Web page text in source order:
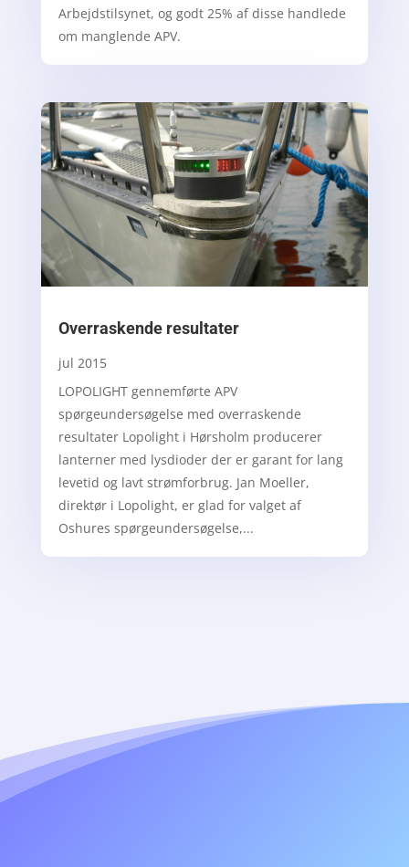
Arbejdstilsynet, og godt 25% af disse handlede
om manglende APV.
Overraskende resultater
jul 2015
LOPOLIGHT gennemførte APV
spørgeundersøgelse med overraskende
resultater Lopolight i Hørsholm producerer
lanterner med lysdioder der er garant for lang
levetid og lavt strømforbrug. Jan Moeller,
direktør i Lopolight, er glad for valget af
Oshures spørgeundersøgelse,...